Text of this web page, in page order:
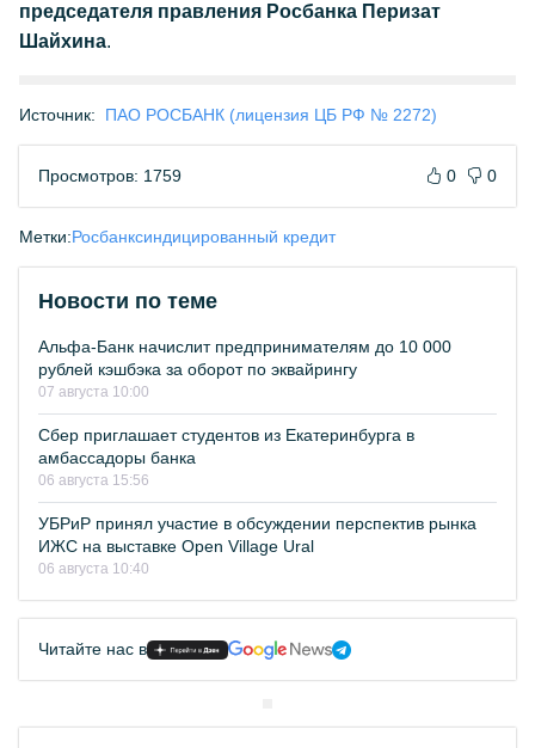
председателя правления Росбанка Перизат
Шайхина.
Источник: ПАО РОСБАНК (лицензия ЦБ РФ № 2272)
Просмотров: 1759 0 0
Метки:Росбанксиндицированный кредит
Новости по теме
Альфа-Банк начислит предпринимателям до 10 000
рублей кэшбэка за оборот по эквайрингу
07 августа 10:00
Сбер приглашает студентов из Екатеринбурга в
амбассадоры банка
06 августа 15:56
УБРиР принял участие в обсуждении перспектив рынка
ИЖС на выставке Open Village Ural
06 августа 10:40
Читайте нас в